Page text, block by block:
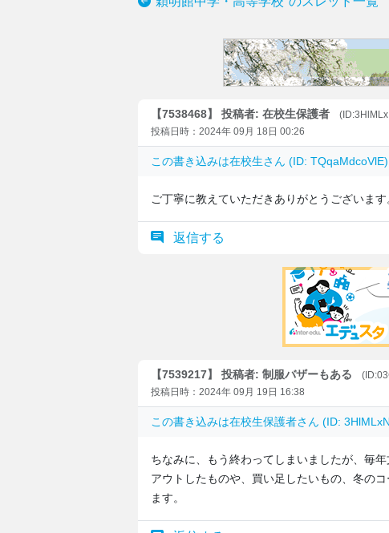
【7538468】 投稿者: 在校生保護者
投稿日時：2024年 09月 18日 00:26
この書き込みは在校生さん (ID:
ご丁寧に教えていただきありがとうございま
返信する
【7539217】 投稿者: 制服バザーもある
投稿日時：2024年 09月 19日 16:38
この書き込みは在校生保護者さん (ID:
ちなみに、もう終わってしまいましたが、毎
アウトしたものや、買い足したいもの、冬の
ます。